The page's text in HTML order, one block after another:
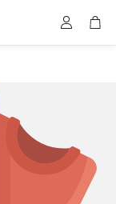
AccountCart